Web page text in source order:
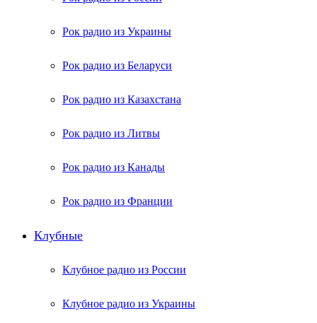
Рок радио из Украины
Рок радио из Беларуси
Рок радио из Казахстана
Рок радио из Литвы
Рок радио из Канады
Рок радио из Франции
Клубные
Клубное радио из России
Клубное радио из Украины